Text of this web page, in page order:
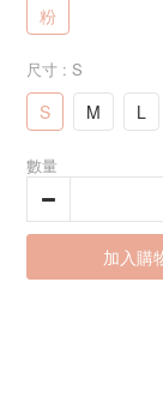
粉
尺寸 : S
S M L
數量
加入購